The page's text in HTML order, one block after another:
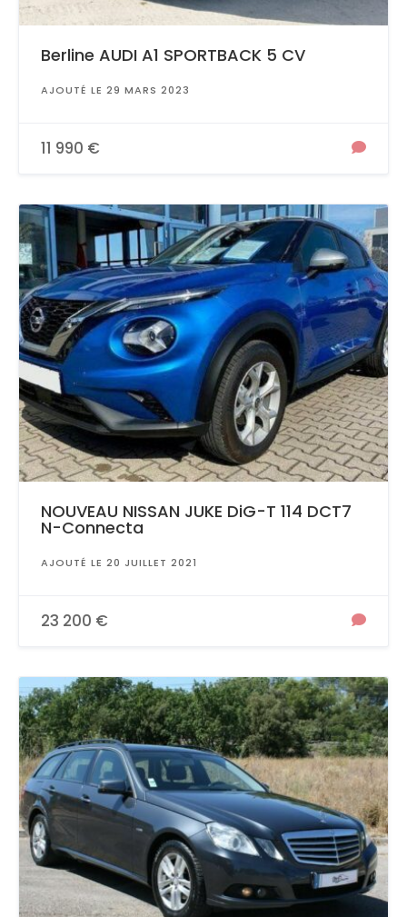
Berline AUDI A1 SPORTBACK 5 CV
AJOUTÉ LE 29 MARS 2023
11 990 €
NOUVEAU NISSAN JUKE DiG-T 114 DCT7
N-Connecta
AJOUTÉ LE 20 JUILLET 2021
23 200 €